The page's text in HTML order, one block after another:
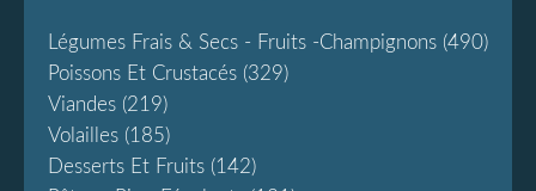
Légumes Frais & Secs - Fruits -champignons (490)
Poissons Et Crustacés (329)
Viandes (219)
Volailles (185)
Desserts Et Fruits (142)